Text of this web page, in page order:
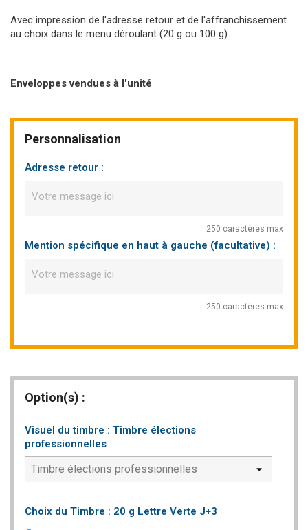
Avec impression de l'adresse retour et de l'affranchissement
au choix dans le menu déroulant (20 g ou 100 g)
Enveloppes vendues à l'unité
Personnalisation
Adresse retour :
250 caractères max
Mention spécifique en haut à gauche (facultative) :
250 caractères max
Option(s) :
Visuel du timbre : Timbre élections
professionnelles
Choix du Timbre : 20 g Lettre Verte J+3